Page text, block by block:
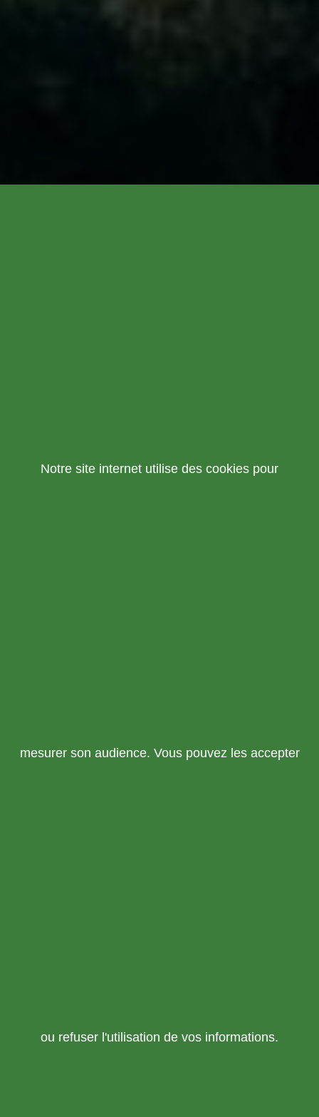
Notre site internet utilise des cookies pour
mesurer son audience. Vous pouvez les accepter
ou refuser l'utilisation de vos informations.